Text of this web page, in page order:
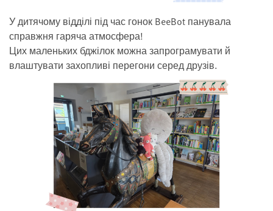
У дитячому відділі під час гонок BeeBot панувала
справжня гаряча атмосфера!
Цих маленьких бджілок можна запрограмувати й
влаштувати захопливі перегони серед друзів.